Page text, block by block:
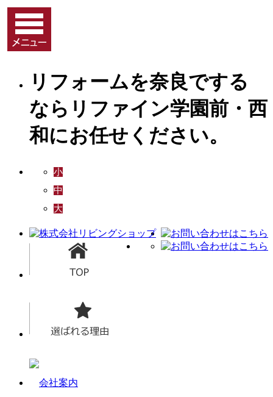
リフォームを奈良でする
ならリファイン学園前・西
和にお任せください。
小
中
大